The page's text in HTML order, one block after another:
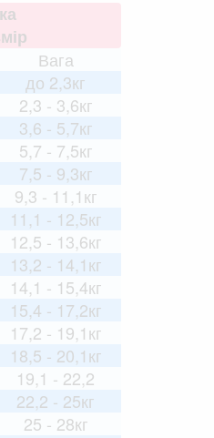
Вага
до 2,3кг
2,3 - 3,6кг
3,6 - 5,7кг
5,7 - 7,5кг
7,5 - 9,3кг
9,3 - 11,1кг
11,1 - 12,5кг
12,5 - 13,6кг
13,2 - 14,1кг
14,1 - 15,4кг
15,4 - 17,2кг
17,2 - 19,1кг
18,5 - 20,1кг
19,1 - 22,2
22,2 - 25кг
25 - 28кг